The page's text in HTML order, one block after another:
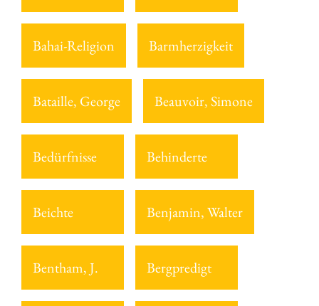
Bahai-Religion Barmherzigkeit
Bataille, George Beauvoir, Simone
Bedürfnisse Behinderte
Beichte Benjamin, Walter
Bentham, J. Bergpredigt